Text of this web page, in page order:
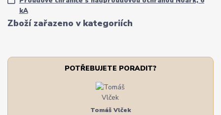
Zboží zařazeno v kategoriích
kA
POTŘEBUJETE PORADIT?
Tomáš Vlček